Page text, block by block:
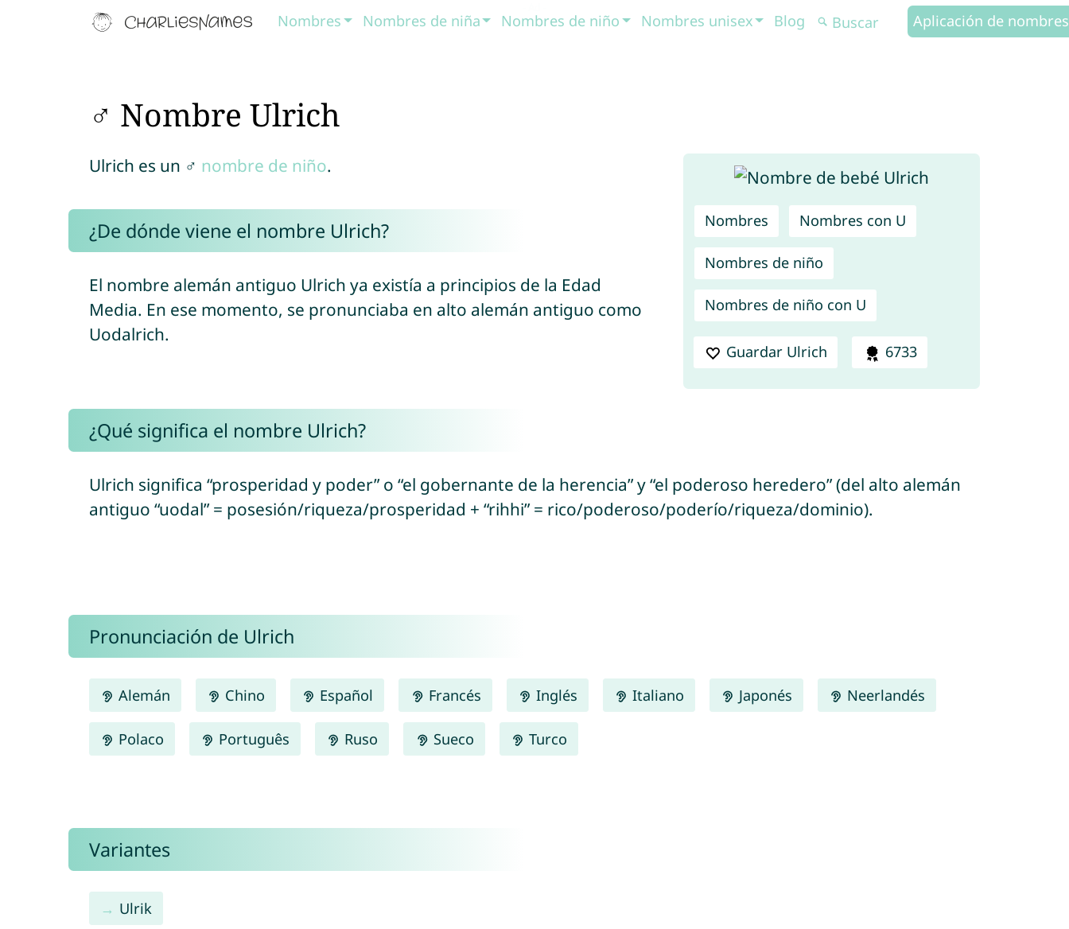
Nombres Nombres de niña Nombres de niño Nombres unisex Blog Aplicación de nombres
♂ Nombre Ulrich
Nombres Nombres con U
Nombres de niño
Nombres de niño con U
Guardar Ulrich 6733
Ulrich es un ♂ nombre de niño.
¿De dónde viene el nombre Ulrich?
El nombre alemán antiguo Ulrich ya existía a principios de la Edad
Media. En ese momento, se pronunciaba en alto alemán antiguo como
Uodalrich.
¿Qué significa el nombre Ulrich?
Ulrich significa “prosperidad y poder” o “el gobernante de la herencia” y “el poderoso heredero” (del alto alemán
antiguo “uodal” = posesión/riqueza/prosperidad + “rihhi” = rico/poderoso/poderío/riqueza/dominio).
Pronunciación de Ulrich
Alemán Chino Español Francés Inglés Italiano Japonés Neerlandés
Polaco Português Ruso Sueco Turco
Variantes
Ulrik